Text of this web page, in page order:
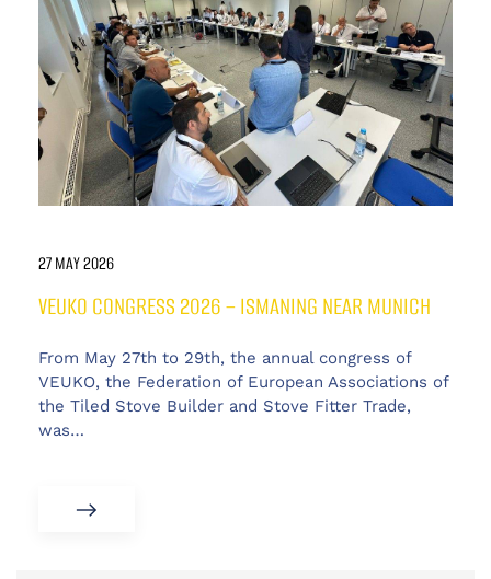
27 MAY 2026
VEUKO CONGRESS 2026 – ISMANING NEAR MUNICH
From May 27th to 29th, the annual congress of
VEUKO, the Federation of European Associations of
the Tiled Stove Builder and Stove Fitter Trade,
was…